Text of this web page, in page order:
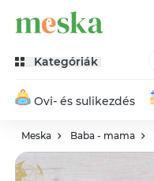
Kategóriák
Ovi- és sulikezdés
Meska Baba - mama